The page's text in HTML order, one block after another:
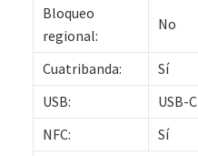
Bloqueo
regional:
No
Cuatribanda:
Sí
USB:
USB-C
NFC:
Sí